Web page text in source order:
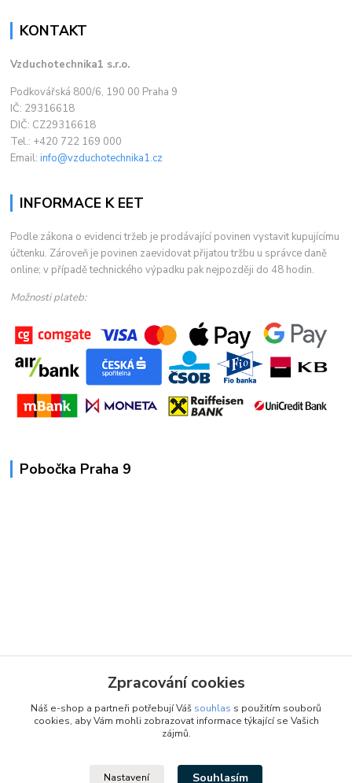
KONTAKT
Vzduchotechnika1 s.r.o.
Podkovářská 800/6, 190 00 Praha 9
IČ: 29316618
DIČ: CZ29316618
Tel.: +420 722 169 000
Email:info@vzduchotechnika1.cz
INFORMACE K EET
Podle zákona o evidenci tržeb je prodávající povinen vystavit kupujícímu
účtenku. Zároveň je povinen zaevidovat přijatou tržbu u správce daně
online; v případě technického výpadku pak nejpozději do 48 hodin.
Možnosti plateb:
Pobočka Praha 9
Zpracování cookies
Náš e-shop a partneři potřebují Váš souhlas s použitím souborů
cookies, aby Vám mohli zobrazovat informace týkající se Vašich
zájmů.
Nastavení Souhlasím